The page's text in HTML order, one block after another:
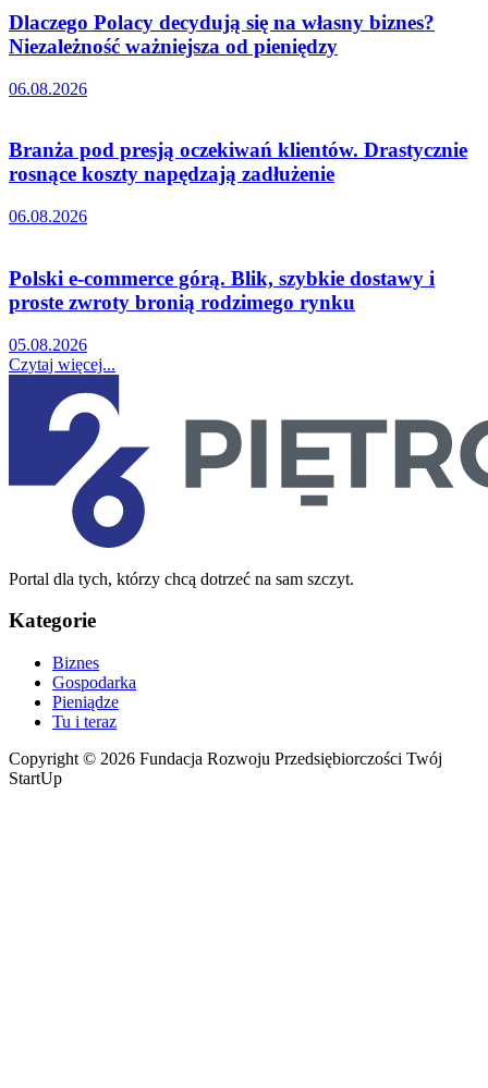
Dlaczego Polacy decydują się na własny biznes?
Niezależność ważniejsza od pieniędzy
06.08.2026
Branża pod presją oczekiwań klientów. Drastycznie
rosnące koszty napędzają zadłużenie
06.08.2026
Polski e-commerce górą. Blik, szybkie dostawy i
proste zwroty bronią rodzimego rynku
05.08.2026
Czytaj więcej...
Portal dla tych, którzy chcą dotrzeć na sam szczyt.
Kategorie
Biznes
Gospodarka
Pieniądze
Tu i teraz
Copyright © 2026 Fundacja Rozwoju Przedsiębiorczości Twój
StartUp